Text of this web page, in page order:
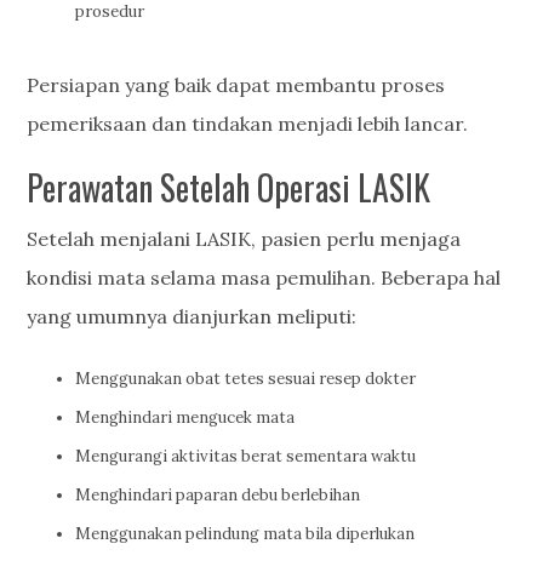
prosedur
Persiapan yang baik dapat membantu proses
pemeriksaan dan tindakan menjadi lebih lancar.
Perawatan Setelah Operasi LASIK
Setelah menjalani LASIK, pasien perlu menjaga
kondisi mata selama masa pemulihan. Beberapa hal
yang umumnya dianjurkan meliputi:
Menggunakan obat tetes sesuai resep dokter
Menghindari mengucek mata
Mengurangi aktivitas berat sementara waktu
Menghindari paparan debu berlebihan
Menggunakan pelindung mata bila diperlukan